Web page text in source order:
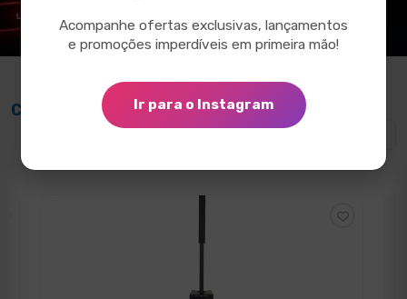
Caixas de Som e Line Arrays
Acompanhe ofertas exclusivas, lançamentos
e promoções imperdíveis em primeira mão!
Ir para o Instagram